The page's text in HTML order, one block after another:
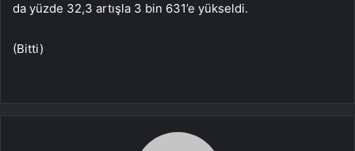
da yüzde 32,3 artışla 3 bin 631’e yükseldi.
(Bitti)